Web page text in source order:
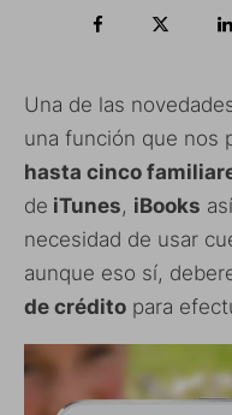
Una de las
una función que nos
hasta cinco
de iTunes, iBooks
necesidad de usar
aunque eso sí,
de crédito para